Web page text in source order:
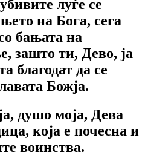
луѓе се
на Бога, сега
бањата на
зашто ти, Дево, ја
благодат да се
Божја.
душо моја, Дева
која е почесна и
воинства.